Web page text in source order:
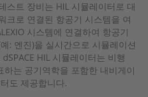
스트 장비는 HIL 시뮬레이터로 대
크로 연결된 항공기 시스템을 여
시스템에 연결하여 항공기
: 엔진)을 실시간으로 시뮬레이션
HIL 시뮬레이터는 비행
하는 공기역학을 포함한 내비게이
도 제공합니다.